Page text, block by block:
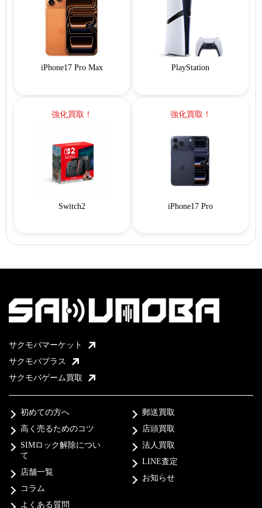
iPhone17 Pro Max PlayStation
強化買取！
Switch2
強化買取！
iPhone17 Pro
サクモバマーケット
サクモバプラス
サクモバゲーム買取
初めての方へ
高く売るためのコツ
SIMロック解除につい
て
店舗一覧
コラム
よくある質問
郵送買取
店頭買取
法人買取
LINE査定
お知らせ